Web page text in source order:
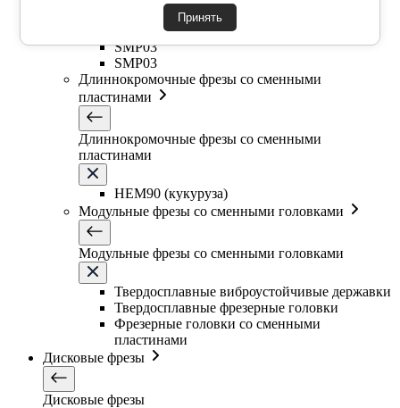
Дисковые фрезы со сменными пластинами
SMP03
SMP03
Длиннокромочные фрезы со сменными
пластинами
Длиннокромочные фрезы со сменными
пластинами
HEM90 (кукуруза)
Модульные фрезы со сменными головками
Модульные фрезы со сменными головками
Твердосплавные виброустойчивые державки
Твердосплавные фрезерные головки
Фрезерные головки со сменными
пластинами
Дисковые фрезы
Дисковые фрезы
Принять